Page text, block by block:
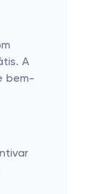
A
bem-